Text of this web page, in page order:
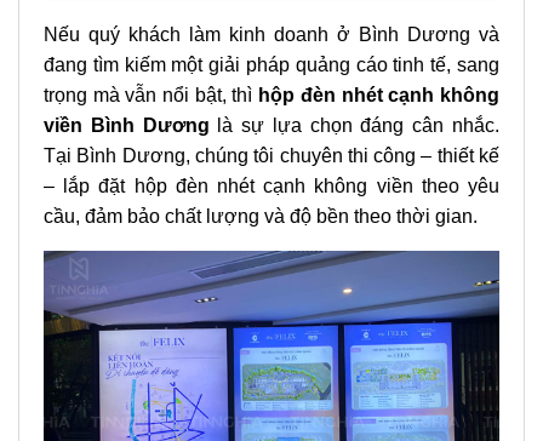
Nếu quý khách làm kinh doanh ở Bình Dương và
đang tìm kiếm một giải pháp quảng cáo tinh tế, sang
trọng mà vẫn nổi bật, thì hộp đèn nhét cạnh không
viền Bình Dương là sự lựa chọn đáng cân nhắc.
Tại Bình Dương, chúng tôi chuyên thi công – thiết kế
– lắp đặt hộp đèn nhét cạnh không viền theo yêu
cầu, đảm bảo chất lượng và độ bền theo thời gian.